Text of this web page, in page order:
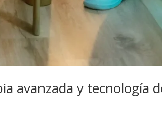
avanzada y tecnología